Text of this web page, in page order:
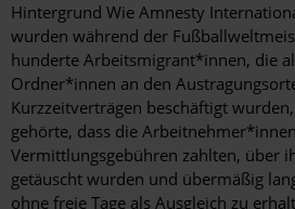
Hintergrund Wie Amnesty
wurden während der
hunderte Arbeitsmigrant*innen, die
Ordner*innen an den
Kurzzeitverträgen beschäftigt
gehörte, dass die
Vermittlungsgebühren zahlten, über
getäuscht wurden und übermäßig
ohne freie Tage als Ausgleich zu